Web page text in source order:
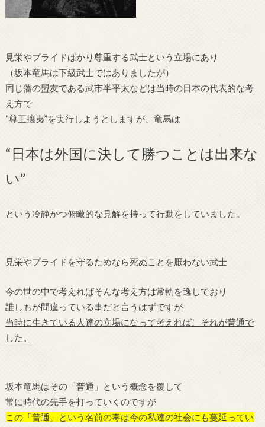
見栄やプライドばかり尊重する武士という立場にあり
（坂本竜馬は下級武士ではありましたが）
同じ藩の盟友である武市半平太などは当時の日本の代表的な考
え方で
“尊王攘夷”を実行しようとしますが、竜馬は
“日本は外国に決して勝つことは出来な
い”
という冷静かつ俯瞰的な見解を持って行動をしていました。
見栄やプライドを守るためなら死ぬことを厭わない武士
今の世の中で考えればそんな考え方は常軌を逸しており
誰しもが間違っている事だと言うはずですが
当時に生きている人達の立場になって考えれば、それが普通で
した。
坂本竜馬はその「普通」という概念を覆して
常に時代の先手を打っていくのですが
この「普通」という名前の毒は今の私達の社会にも蔓延ってい